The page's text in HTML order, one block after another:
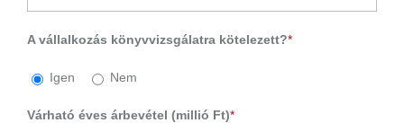
A vállalkozás könyvvizsgálatra kötelezett?*
Igen Nem
Várható éves árbevétel (millió Ft)*